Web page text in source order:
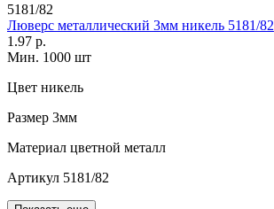
5181/82
Люверс металлический 3мм никель 5181/82
1.97 р.
Мин. 1000 шт
Цвет никель
Размер 3мм
Материал цветной металл
Артикул 5181/82